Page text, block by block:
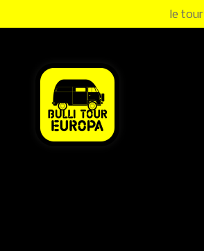
le tour